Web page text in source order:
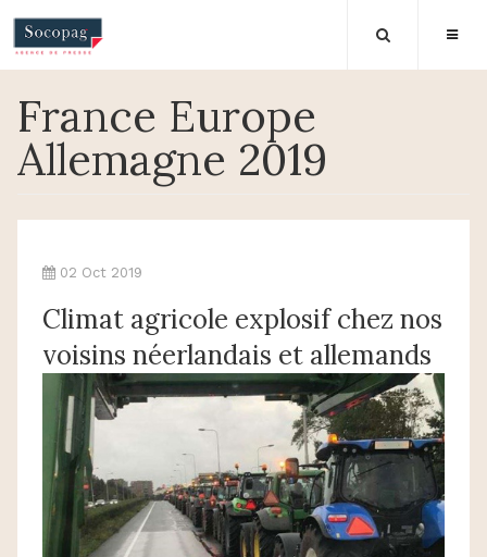
France Europe
Allemagne 2019
02 Oct 2019
Climat agricole explosif chez nos
voisins néerlandais et allemands